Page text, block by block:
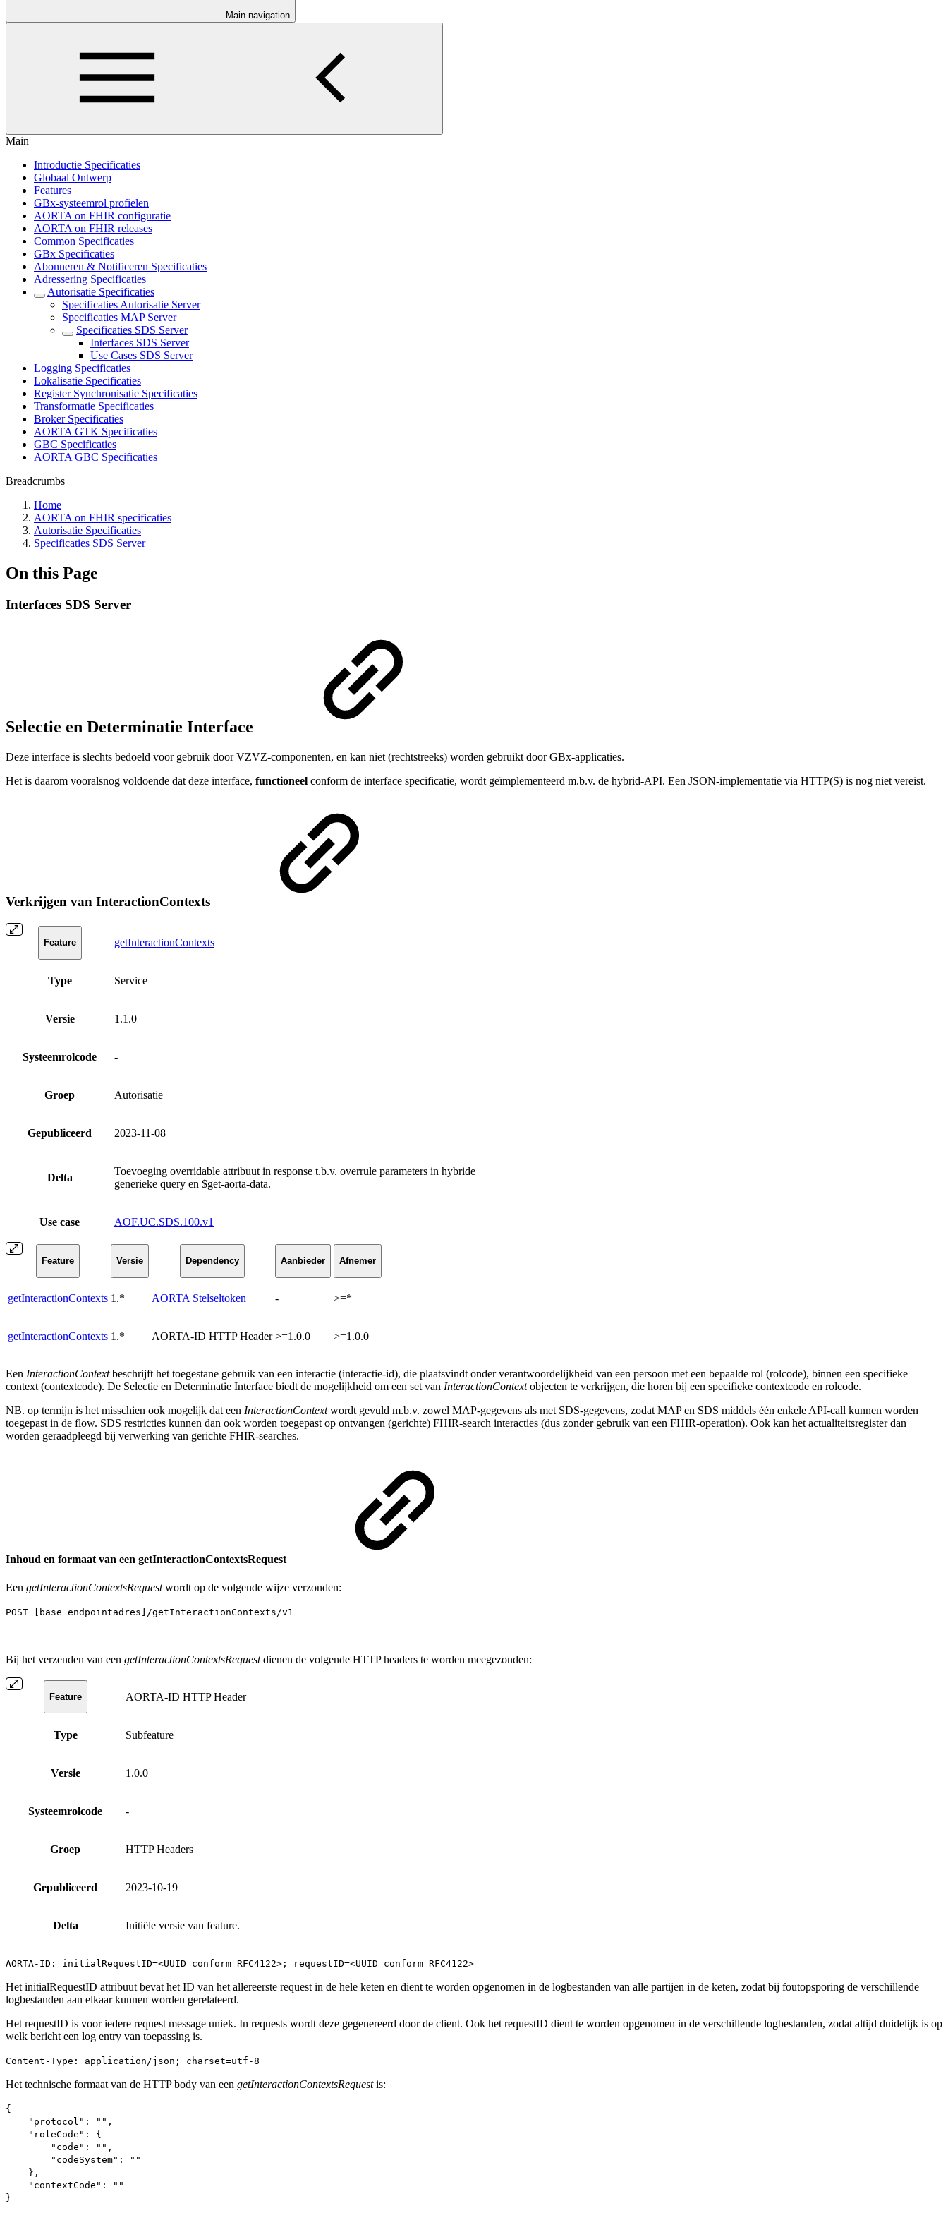
Main navigation
Main
Introductie Specificaties
Globaal Ontwerp
Features
GBx-systeemrol profielen
AORTA on FHIR configuratie
AORTA on FHIR releases
Common Specificaties
GBx Specificaties
Abonneren & Notificeren Specificaties
Adressering Specificaties
Autorisatie Specificaties
Specificaties Autorisatie Server
Specificaties MAP Server
Specificaties SDS Server
Interfaces SDS Server
Use Cases SDS Server
Logging Specificaties
Lokalisatie Specificaties
Register Synchronisatie Specificaties
Transformatie Specificaties
Broker Specificaties
AORTA GTK Specificaties
GBC Specificaties
AORTA GBC Specificaties
Breadcrumbs
Home
AORTA on FHIR specificaties
Autorisatie Specificaties
Specificaties SDS Server
On this Page
Interfaces SDS Server
Selectie en Determinatie Interface
Deze interface is slechts bedoeld voor gebruik door VZVZ-componenten, en kan niet (rechtstreeks) worden gebruikt door GBx-applicaties.
Het is daarom vooralsnog voldoende dat deze interface, functioneel conform de interface specificatie, wordt geïmplementeerd m.b.v. de hybrid-API. Een JSON-implementatie via HTTP(S) is nog niet vereist.
Verkrijgen van InteractionContexts
Feature getInteractionContexts
Type Service
Versie 1.1.0
Systeemrolcode -
Groep Autorisatie
Gepubliceerd 2023-11-08
Delta
Toevoeging overridable attribuut in response t.b.v. overrule parameters in hybride
generieke query en $get-aorta-data.
Use case AOF.UC.SDS.100.v1
Feature Versie Dependency Aanbieder Afnemer
getInteractionContexts 1.* AORTA Stelseltoken - >=*
getInteractionContexts 1.* AORTA-ID HTTP Header >=1.0.0 >=1.0.0
Een InteractionContextbeschrijft het toegestane gebruik van een interactie (interactie-id), die plaatsvindt onder verantwoordelijkheid van een persoon met een bepaalde rol (rolcode), binnen een specifieke
context (contextcode). De Selectie en Determinatie Interface biedt de mogelijkheid om een set van InteractionContextobjecten te verkrijgen, die horen bij een specifieke contextcode en rolcode.
NB. op termijn is het misschien ook mogelijk dat een InteractionContextwordt gevuld m.b.v. zowel MAP-gegevens als met SDS-gegevens, zodat MAP en SDS middels één enkele API-call kunnen worden
toegepast in de flow. SDS restricties kunnen dan ook worden toegepast op ontvangen (gerichte) FHIR-search interacties (dus zonder gebruik van een FHIR-operation). Ook kan het actualiteitsregister dan
worden geraadpleegd bij verwerking van gerichte FHIR-searches.
Inhoud en formaat van een getInteractionContextsRequest
Een getInteractionContextsRequestwordt op de volgende wijze verzonden:
POST [base endpointadres]/getInteractionContexts/v1
Bij het verzenden van een getInteractionContextsRequestdienen de volgende HTTP headers te worden meegezonden:
Feature AORTA-ID HTTP Header
Type Subfeature
Versie 1.0.0
Systeemrolcode -
Groep HTTP Headers
Gepubliceerd 2023-10-19
Delta Initiële versie van feature.
AORTA-ID: initialRequestID=<UUID conform RFC4122>; requestID=<UUID conform RFC4122>
Het initialRequestID attribuut bevat het ID van het allereerste request in de hele keten en dient te worden opgenomen in de logbestanden van alle partijen in de keten, zodat bij foutopsporing de verschillende
logbestanden aan elkaar kunnen worden gerelateerd.
Het requestID is voor iedere request message uniek. In requests wordt deze gegenereerd door de client. Ook het requestID dient te worden opgenomen in de verschillende logbestanden, zodat altijd duidelijk is op
welk bericht een log entry van toepassing is.
Content-Type: application/json; charset=utf-8
Het technische formaat van de HTTP body van een getInteractionContextsRequestis:
{
"protocol": "",
"roleCode": {
"code": "",
"codeSystem": ""
},
"contextCode": ""
}